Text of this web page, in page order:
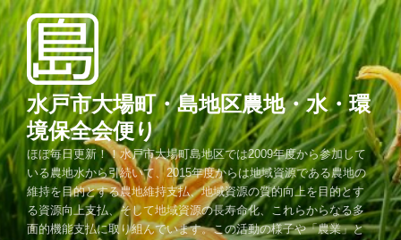
コ
ン
テ
ン
ツ
へ
ス
キ
ッ
水戸市大場町・島地区農地・水・環
境保全会便り
ほぼ毎日更新！！水戸市大場町島地区では2009年度から参加して
いる農地水から引続いて、2015年度からは地域資源である農地の
維持を目的とする農地維持支払、地域資源の質的向上を目的とす
る資源向上支払、そして地域資源の長寿命化、これらからなる多
面的機能支払に取り組んでいます。この活動の様子や「農業」と